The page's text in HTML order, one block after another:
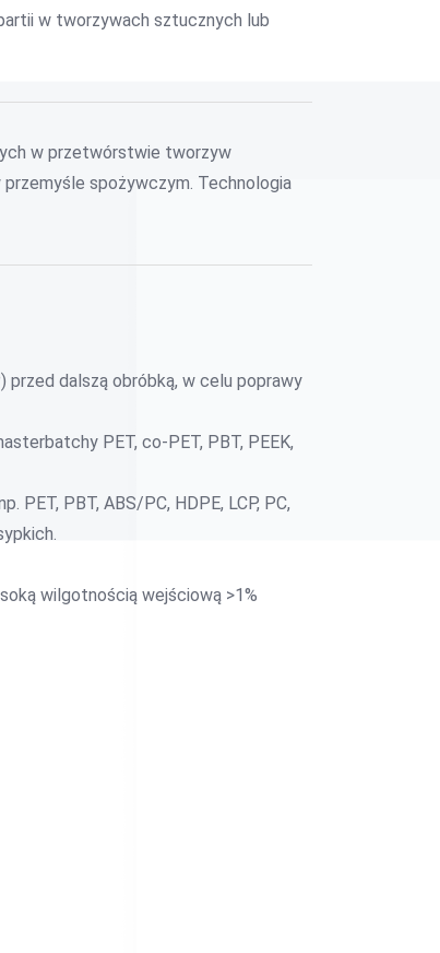
w tworzywach sztucznych lub
w przetwórstwie tworzyw
spożywczym. Technologia
przed dalszą obróbką, w celu poprawy
PET, co-PET, PBT, PEEK,
PET, PBT, ABS/PC, HDPE, LCP, PC,
wilgotnością wejściową >1%